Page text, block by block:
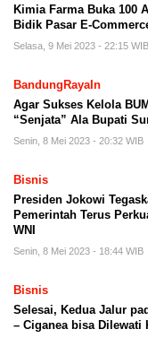
Kimia Farma Buka 100
Bidik Pasar E-
Selasa, 9 Mei 2023 - 22:15 WIB
BandungRayaIn
Agar Sukses Kelola
“Senjata” Ala Bupati
Senin, 8 Mei 2023 - 20:32 WIB
Bisnis
Presiden Jokowi
Pemerintah Terus
WNI
Senin, 8 Mei 2023 - 18:44 WIB
Bisnis
Selesai, Kedua Jalur
– Ciganea bisa Dilewati